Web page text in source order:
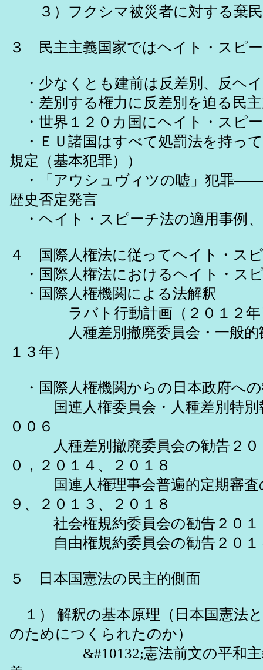
３）フクシマ被災者に対する棄
３ 民主主義国家ではヘイト・スピ
・少なくとも建前は反差別、反ヘ
・差別する権力に反差別を迫る民
・世界１２０カ国にヘイト・スピ
・ＥＵ諸国はすべて処罰法を持っ
規定（基本犯罪））
・「アウシュヴィツの嘘」犯罪――
歴史否定発言
・ヘイト・スピーチ法の適用事例
４ 国際人権法に従ってヘイト・ス
・国際人権法におけるヘイト・ス
・国際人権機関による法解釈
ラバト行動計画（２０１２年
人種差別撤廃委員会・一般的
１３年）
・国際人権機関からの日本政府
国連人権委員会・人種差別特別
００６
人種差別撤廃委員会の勧告２０
０，２０１４、２０１８
国連人権理事会普遍的定期審査
９、２０１３、２０１８
社会権規約委員会の勧告２０１
自由権規約委員会の勧告
５ 日本国憲法の民主的側面
１） 解釈の基本原理（日本国憲法
のためにつくられたのか）
&#10132;憲法前文の平和主義